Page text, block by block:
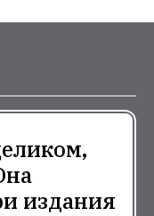
издания